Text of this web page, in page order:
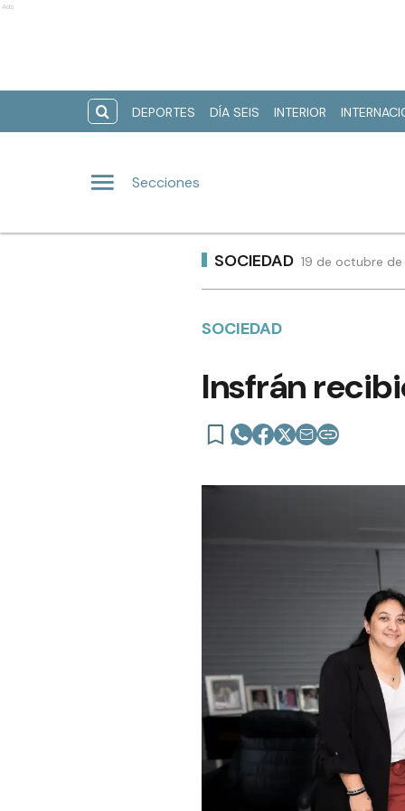
Ads
DEPORTES DÍA SEIS INTERIOR
Secciones
SOCIEDAD 19 de octubre
SOCIEDAD
Insfrán